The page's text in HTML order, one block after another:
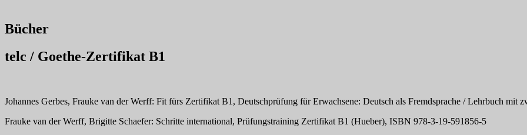
Bücher
telc / Goethe-Zertifikat B1
Johannes Gerbes, Frauke van der Werff: Fit fürs Zertifikat B1, Deutschprüfung für Erwachsene: Deutsch als Fremdsprache / Lehrbuch
Frauke van der Werff, Brigitte Schaefer: Schritte international, Prüfungstraining Zertifikat B1 (Hueber), ISBN 978-3-19-591856-5